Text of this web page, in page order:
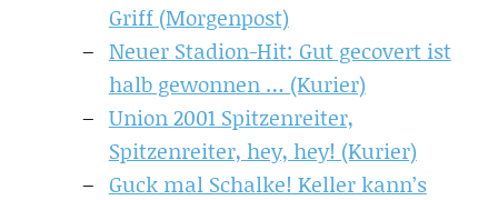
Griff (Morgenpost)
Neuer Stadion-Hit: Gut gecovert ist
halb gewonnen … (Kurier)
Union 2001 Spitzenreiter,
Spitzenreiter, hey, hey! (Kurier)
Guck mal Schalke! Keller kann’s